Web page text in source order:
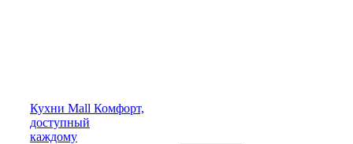
Кухни Mall Комфорт,
доступный
каждому